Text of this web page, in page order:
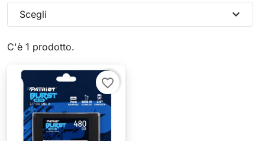
C'è 1 prodotto.
Scegli expand_more
favorite_border